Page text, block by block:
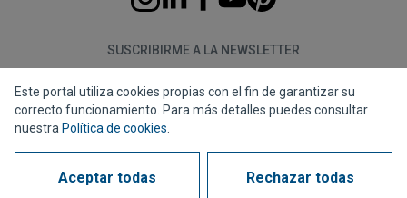
SUSCRIBIRME A LA NEWSLETTER
Suscribirme
Política de privacidad Política de cookiesAviso legal
Este portal utiliza cookies propias con el fin de garantizar su
correcto funcionamiento. Para más detalles puedes consultar
nuestra Política de cookies
Aceptar todas Rechazar todas